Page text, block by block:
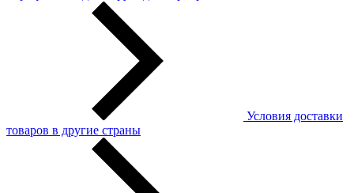
Условия доставки
товаров в другие страны